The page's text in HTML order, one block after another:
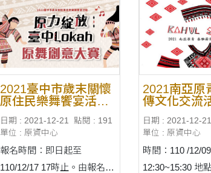
2021臺中市歲末關懷
原住民樂舞饗宴活動-
Lokah
日期 : 2021-12-21
點閱 : 191
單位 : 原資中心
報名時間：即日起至
110/12/17 17時止。由報名順
2021南亞原
傳文化交流
日期 : 2021-12-21
單位 : 原資中心
時間：110 /12/
12:30~15:30 地